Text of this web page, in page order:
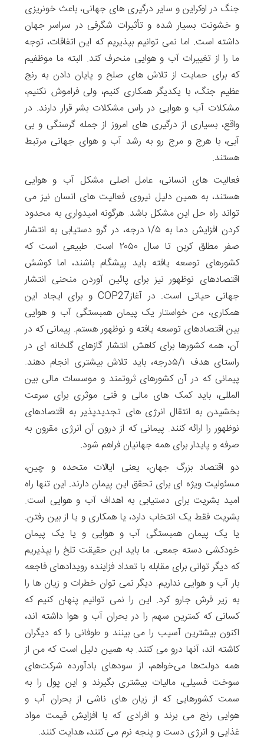
جنگ در اوکراین و سایر درگیری های جهانی، باعث خونریزی
و خشونت بسیار شده و تأثیرات شگرفی در سراسر جهان
داشته است. اما نمی توانیم بپذیریم که این اتفاقات، توجه
ما را از تغییرات آب و هوایی منحرف کند. البته ما موظفیم
که برای حمایت از تلاش های صلح و پایان دادن به رنج
عظیم جنگ، با یکدیگر همکاری کنیم، ولی فراموش نکنیم،
مشکلات آب و هوایی در راس مشکلات بشر قرار دارند. در
واقع، بسیاری از درگیری های امروز از جمله گرسنگی و بی
آبی، با هرج و مرج رو به رشد آب و هوای جهانی مرتبط
هستند.
فعالیت های انسانی، عامل اصلی مشکل آب و هوایی
هستند، به همین دلیل نیروی فعالیت های انسان نیز می
تواند راه حل این مشکل باشد. هرگونه امیدواری به محدود
کردن افزایش دما به ۱/۵ درجه، در گرو دستیابی به انتشار
صفر مطلق کربن تا سال ۲۰۵۰ است. طبیعی است که
کشورهای توسعه یافته باید پیشگام باشند، اما کوشش
اقتصادهای نوظهور نیز برای پائین آوردن منحنی انتشار
جهانی حیاتی است. در آغازCOP27 و برای ایجاد این
همکاری، من خواستار یک پیمان همبستگی آب و هوایی
بین اقتصادهای توسعه یافته و نوظهور هستم. پیمانی که در
آن، همه کشورها برای کاهش انتشار گازهای گلخانه ای در
راستای هدف ۵/۱درجه، باید تلاش بیشتری انجام دهند.
پیمانی که در آن کشورهای ثروتمند و موسسات مالی بین
المللی، باید کمک های مالی و فنی موثری برای سرعت
بخشیدن به انتقال انرژی های تجدیدپذیر به اقتصادهای
نوظهور را ارائه کنند. پیمانی که از درون آن انرژی مقرون به
صرفه و پایدار برای همه جهانیان فراهم شود.
دو اقتصاد بزرگ جهان، یعنی ایالات متحده و چین،
مسئولیت ویژه ای برای تحقق این پیمان دارند. این تنها راه
امید بشریت برای دستیابی به اهداف آب و هوایی است.
بشریت فقط یک انتخاب دارد، یا همکاری و یا از بین رفتن.
یا یک پیمان همبستگی آب و هوایی و یا یک پیمان
خودکشی دسته جمعی. ما باید این حقیقت تلخ را بپذیریم
که دیگر توانی برای مقابله با تعداد فزاینده رویدادهای فاجعه
بار آب و هوایی نداریم. دیگر نمی توان خطرات و زیان ها را
به زیر فرش جارو کرد. این را نمی توانیم پنهان کنیم که
کسانی که کمترین سهم را در بحران آب و هوا داشته اند،
اکنون بیشترین آسیب را می بینند و طوفانی را که دیگران
کاشته اند، آنها درو می کنند. به همین دلیل است که من از
همه دولت‌ها می‌خواهم، از سودهای بادآورده شرکت‌های
سوخت فسیلی، مالیات بیشتری بگیرند و این پول را به
سمت کشورهایی که از زیان های ناشی از بحران آب و
هوایی رنج می برند و افرادی که با افزایش قیمت مواد
غذایی و انرژی دست و پنجه نرم می کنند، هدایت کنند.